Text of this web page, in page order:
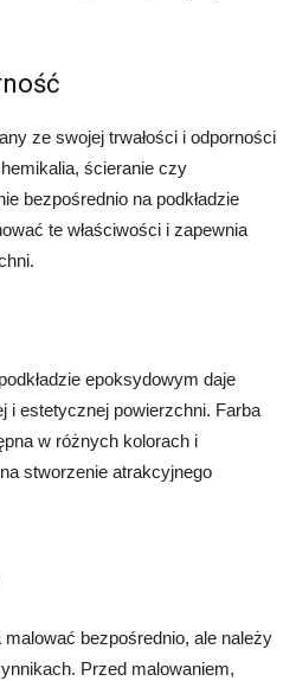
ze swojej trwałości i odporności
ścieranie czy
bezpośrednio na podkładzie
te właściwości i zapewnia
epoksydowym daje
i estetycznej powierzchni. Farba
w różnych kolorach i
stworzenie atrakcyjnego
bezpośrednio, ale należy
Przed malowaniem,